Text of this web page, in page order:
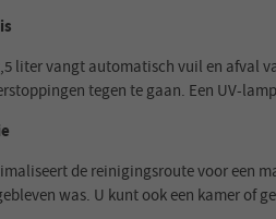
liter vangt automatisch vuil en afval
tegen te gaan. Een UV-
de reinigingsroute voor een
was. U kunt ook een kamer of